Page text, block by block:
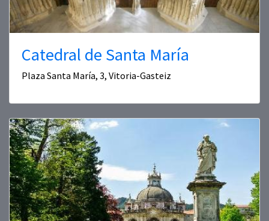
Catedral de Santa María
Plaza Santa María, 3, Vitoria-Gasteiz